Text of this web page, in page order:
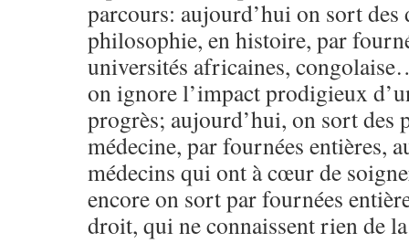
parcours: aujourd’hui on sort des
philosophie, en histoire, par
universités africaines,
on ignore l’impact prodigieux
progrès; aujourd’hui, on sort des
médecine, par fournées entières,
médecins qui ont à cœur de
encore on sort par fournées
droit, qui ne connaissent rien de